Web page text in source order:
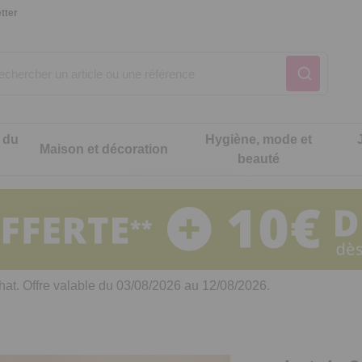
cuisine
de cuisine malins
Notre produit du
Notre produit du
Maison et décoration
Notre produit du
Hygiène, mode et
beauté
intimité
Notre produit du
Notre produit du
Notre produit du
Offre valable du 03/08/2026 au 12/08/2026.